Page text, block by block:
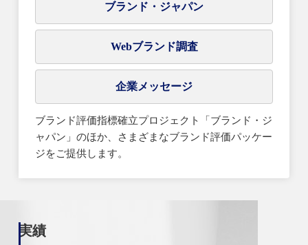
ブランド・ジャパン
Webブランド調査
企業メッセージ
ブランド評価指標確立プロジェクト「ブランド・ジ
ャパン」のほか、さまざまなブランド評価パッケー
ジをご提供します。
実績